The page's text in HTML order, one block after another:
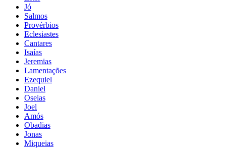
Jó
Salmos
Provérbios
Eclesiastes
Cantares
Isaías
Jeremias
Lamentações
Ezequiel
Daniel
Oseias
Joel
Amós
Obadias
Jonas
Miqueias